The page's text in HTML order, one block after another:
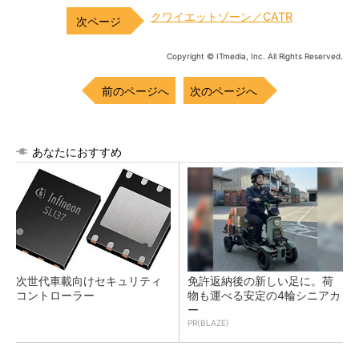
クワイエットゾーン／CATR
Copyright © ITmedia, Inc. All Rights Reserved.
前のページへ 次のページへ
あなたにおすすめ
次世代車載向けセキュリティ
コントローラー
免許返納後の新しい足に。荷
物も運べる安定の4輪シニアカ
ー
PR(BLAZE)